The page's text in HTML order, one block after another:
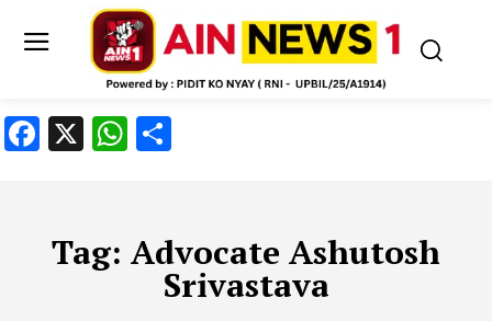
Facebook
X WhatsApp
Tag: Advocate Ashutosh
Srivastava